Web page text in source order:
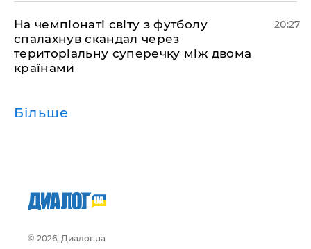
​На чемпіонаті світу з футболу
спалахнув скандал через
територіальну суперечку між двома
країнами
20:27
Більше
© 2026, Диалог.ua